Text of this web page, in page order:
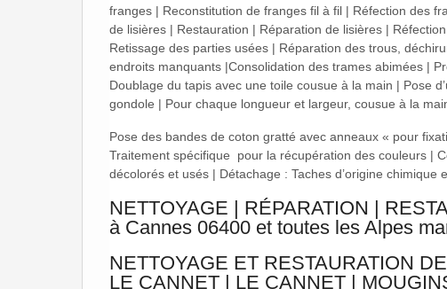
franges | Reconstitution de franges fil à fil | Réfection des
de lisières | Restauration | Réparation de lisières |
Retissage des parties usées | Réparation des trous,
endroits manquants |Consolidation des trames abimées |
Doublage du tapis avec une toile cousue à la main | Pose
gondole | Pour chaque longueur et largeur, cousue à la
Pose des bandes de coton gratté avec anneaux « pour
Traitement spécifique pour la récupération des couleurs |
décolorés et usés | Détachage : Taches d’origine chimique
NETTOYAGE | RÉPARATION |
à Cannes 06400 et toutes les Alpes
NETTOYAGE ET RESTAURATION
LE CANNET | LE CANNET |